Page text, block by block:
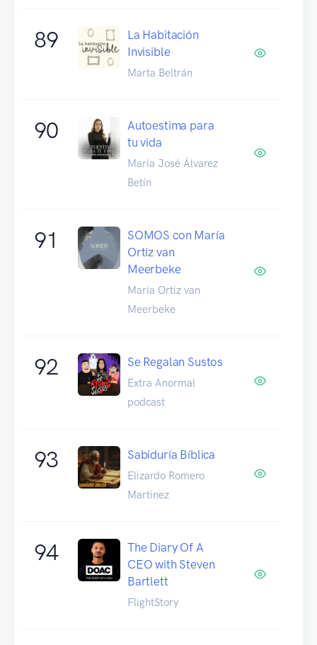
89
La Habitación
Invisible
Marta Beltrán
90
Autoestima para
tu vida
María José Álvarez
Betín
91
SOMOS con María
Ortiz van
Meerbeke
María Ortiz van
Meerbeke
92 Se Regalan Sustos
Extra Anormal
podcast
93 Sabiduría Bíblica
Elizardo Romero
Martinez
94
The Diary Of A
CEO with Steven
Bartlett
FlightStory